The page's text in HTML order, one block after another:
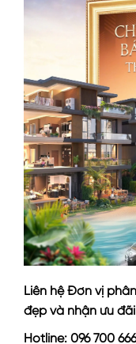
Liên hệ Đơn vị
đẹp và nhận ưu
Hotline: 096 700